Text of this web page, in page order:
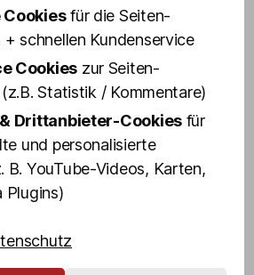
sich zudem u. a. im »St. Pauli
sich auch bestens hinter
des Amüsierbetriebs im
bzw. »Schmidts TIVOLI« aus,
auch Olivia Jones‘
begann.
JONES
für die Seiten-
+ schnellen Kundenservice
Cookies zur Seiten-
Statistik / Kommentare)
Drittanbieter-Cookies für
und personalisierte
B. YouTube-Videos, Karten,
Plugins)